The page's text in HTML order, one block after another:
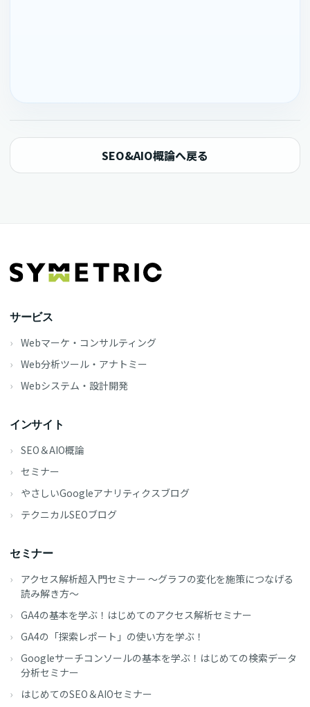
SEO&AIO概論へ戻る
サービス
Webマーケ・コンサルティング
Web分析ツール・アナトミー
Webシステム・設計開発
インサイト
SEO＆AIO概論
セミナー
やさしいGoogleアナリティクスブログ
テクニカルSEOブログ
セミナー
アクセス解析超入門セミナー ～グラフの変化を施策につなげる
読み解き方～
GA4の基本を学ぶ！はじめてのアクセス解析セミナー
GA4の「探索レポート」の使い方を学ぶ！
Googleサーチコンソールの基本を学ぶ！はじめての検索データ
分析セミナー
はじめてのSEO＆AIOセミナー